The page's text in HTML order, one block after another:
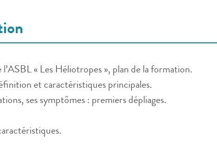
« Les Héliotropes », plan de la formation.
et caractéristiques principales.
ses symptômes : premiers dépliages.